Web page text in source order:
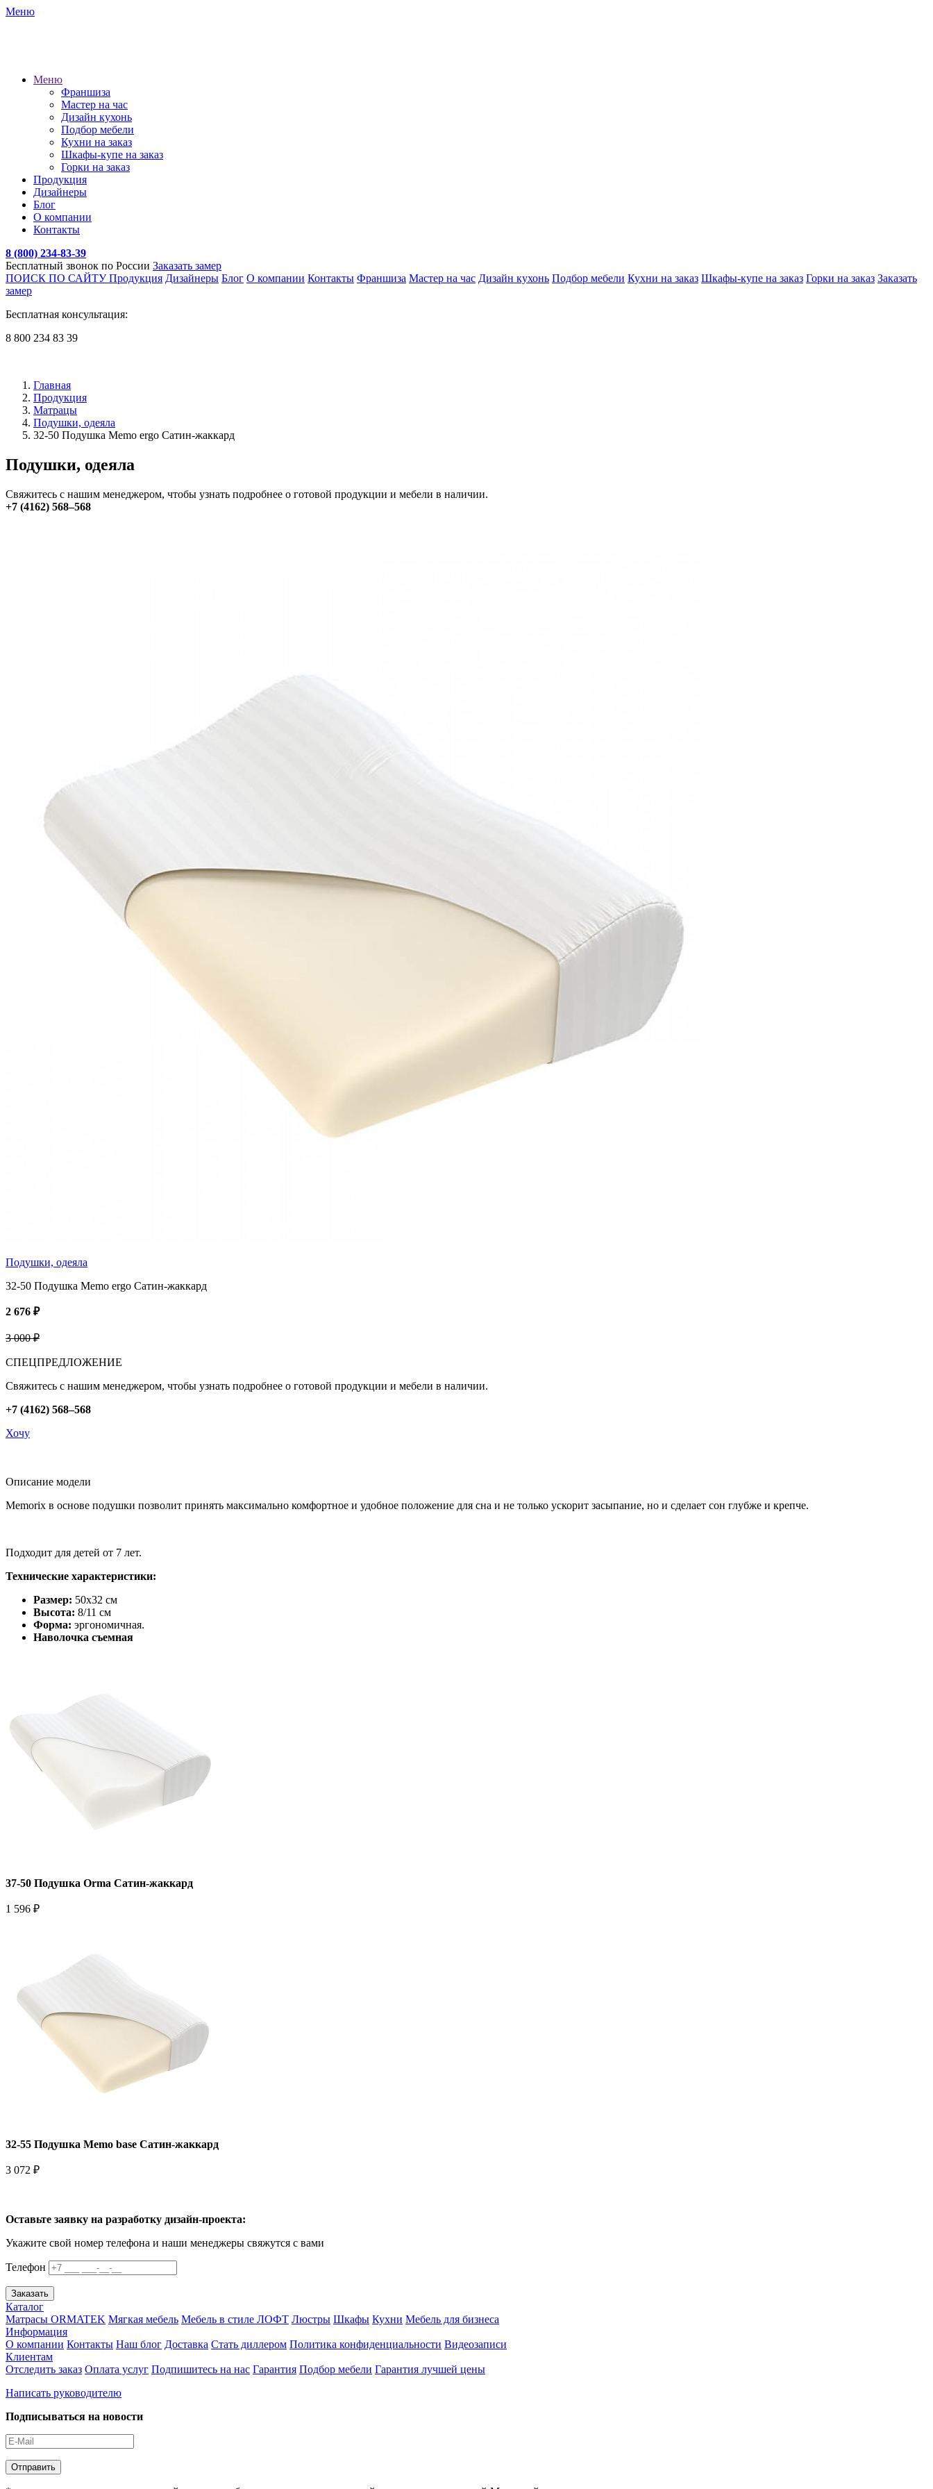
Меню
Меню
Франшиза
Мастер на час
Дизайн кухонь
Подбор мебели
Кухни на заказ
Шкафы-купе на заказ
Горки на заказ
Продукция
Дизайнеры
Блог
О компании
Контакты
8 (800) 234-83-39
Бесплатный звонок по России Заказать замер
ПОИСК ПО САЙТУПродукция Дизайнеры Блог О компании Контакты Франшиза Мастер на час Дизайн кухонь Подбор мебели Кухни на заказ Шкафы-купе на заказ Горки на заказ Заказать
замер
Бесплатная консультация:
8 800 234 83 39
Главная
Продукция
Матрацы
Подушки, одеяла
32-50 Подушка Memo ergo Сатин-жаккард
Подушки, одеяла
Свяжитесь с нашим менеджером, чтобы узнать подробнее о готовой продукции и мебели в наличии.
+7 (4162) 568–568
Подушки, одеяла
32-50 Подушка Memo ergo Сатин-жаккард
2 676 ₽
3 000 ₽
СПЕЦПРЕДЛОЖЕНИЕ
Свяжитесь с нашим менеджером, чтобы узнать подробнее о готовой продукции и мебели в наличии.
+7 (4162) 568–568
Хочу
Описание модели
Memorix в основе подушки позволит принять максимально комфортное и удобное положение для сна и не только ускорит засыпание, но и сделает сон глубже и крепче.
Подходит для детей от 7 лет.
Технические характеристики:
Размер: 50x32 см
Высота: 8/11 см
Форма: эргономичная.
Наволочка съемная
37-50 Подушка Orma Сатин-жаккард
1 596 ₽
32-55 Подушка Memo base Сатин-жаккард
3 072 ₽
Оставьте заявку на разработку дизайн-проекта:
Укажите свой номер телефона и наши менеджеры свяжутся с вами
Телефон
Заказать
Каталог
Матрасы ORMATEK Мягкая мебель Мебель в стиле ЛОФТ Люстры Шкафы Кухни Мебель для бизнеса
Информация
О компании Контакты Наш блог Доставка Стать диллером Политика конфиденциальности Видеозаписи
Клиентам
Отследить заказ Оплата услуг Подпишитесь на нас Гарантия Подбор мебели Гарантия лучшей цены
Написать руководителю
Подписываться на новости
Отправить